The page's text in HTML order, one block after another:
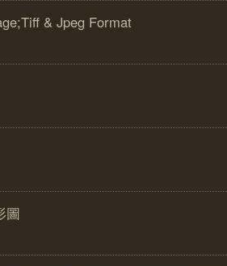
& Jpeg Format
圖